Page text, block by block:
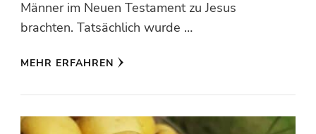
Männer im Neuen Testament zu Jesus
brachten. Tatsächlich wurde …
MEHR ERFAHREN